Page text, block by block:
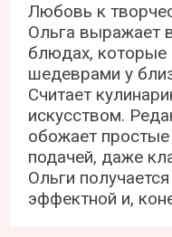
Любовь к
Ольга выражает
блюдах,
шедеврами у
Считает
искусством.
обожает
подачей, даже
Ольги
эффектной и,